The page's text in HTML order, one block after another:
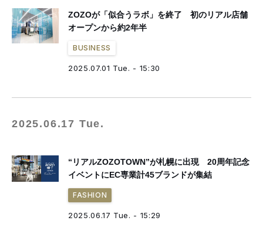
ZOZOが「似合うラボ」を終了 初のリアル店舗
オープンから約2年半
BUSINESS
2025.07.01 Tue. - 15:30
2025.06.17 Tue.
“リアルZOZOTOWN”が札幌に出現 20周年記念
イベントにEC専業計45ブランドが集結
FASHION
2025.06.17 Tue. - 15:29